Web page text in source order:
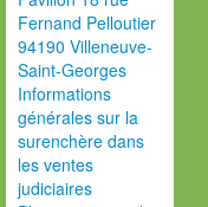
Fernand Pelloutier
94190 Villeneuve-
Saint-Georges
Informations
générales sur la
surenchère dans
les ventes
judiciaires